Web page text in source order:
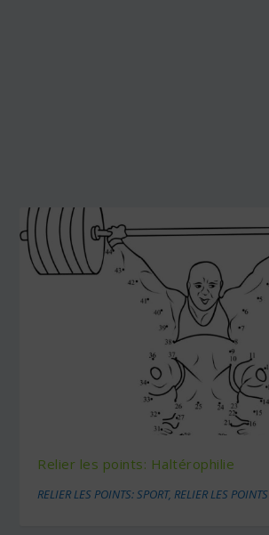
Relier les points: Haltérophilie
RELIER LES POINTS: SPORT,RELIER LES POINTS